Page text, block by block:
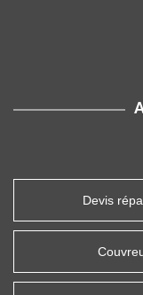
Devis